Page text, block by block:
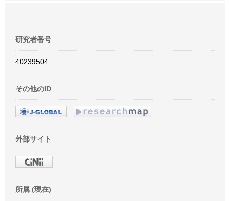
研究者番号
40239504
その他のID
外部サイト
所属 (現在)